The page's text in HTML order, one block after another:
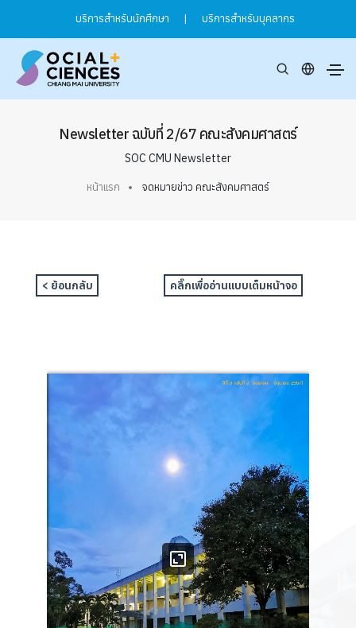
บริการสำหรับนักศึกษา | บริการสำหรับบุคลากร
Newsletter ฉบับที่ 2/67 คณะสังคมศาสตร์
SOC CMU Newsletter
หน้าแรก จดหมายข่าว คณะสังคมศาสตร์
< ย้อนกลับ คลิ๊กเพื่ออ่านแบบเต็มหน้าจอ